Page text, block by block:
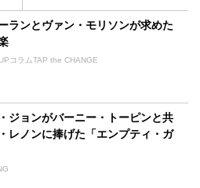
ランとヴァン・モリソンが求めた
コラムTAP the CHANGE
ジョンがバーニー・トーピンと共
レノンに捧げた「エンプティ・ガ